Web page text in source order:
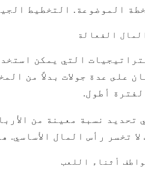
الموضوعة. التخطيط
الفعالة
التي يمكن
على عدة جولات بدلاً من
لفترة أطول.
تحديد نسبة معينة من
تخسر رأس المال
أثناء اللعب